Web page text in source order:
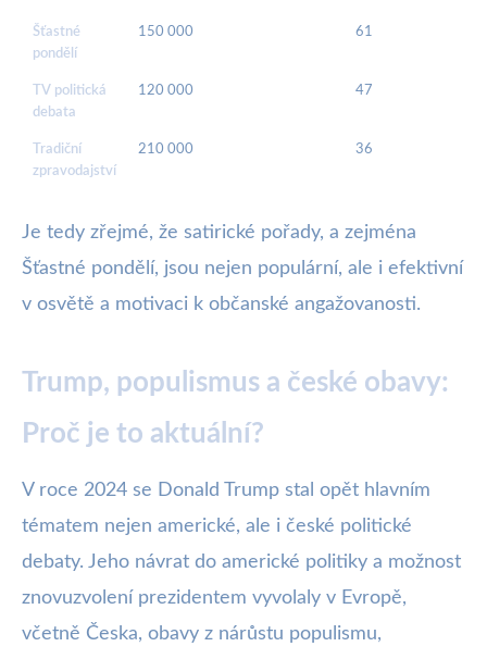
Šťastné
pondělí
150 000 61
TV politická
debata
120 000 47
Tradiční
zpravodajství
210 000 36
Je tedy zřejmé, že satirické pořady, a zejména
Šťastné pondělí, jsou nejen populární, ale i efektivní
v osvětě a motivaci k občanské angažovanosti.
Trump, populismus a české obavy:
Proč je to aktuální?
V roce 2024 se Donald Trump stal opět hlavním
tématem nejen americké, ale i české politické
debaty. Jeho návrat do americké politiky a možnost
znovuzvolení prezidentem vyvolaly v Evropě,
včetně Česka, obavy z nárůstu populismu,